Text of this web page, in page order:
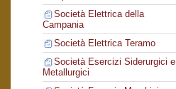
Società Elettrica della
Campania
Società Elettrica Teramo
Società Esercizi Siderurgici e
Metallurgici